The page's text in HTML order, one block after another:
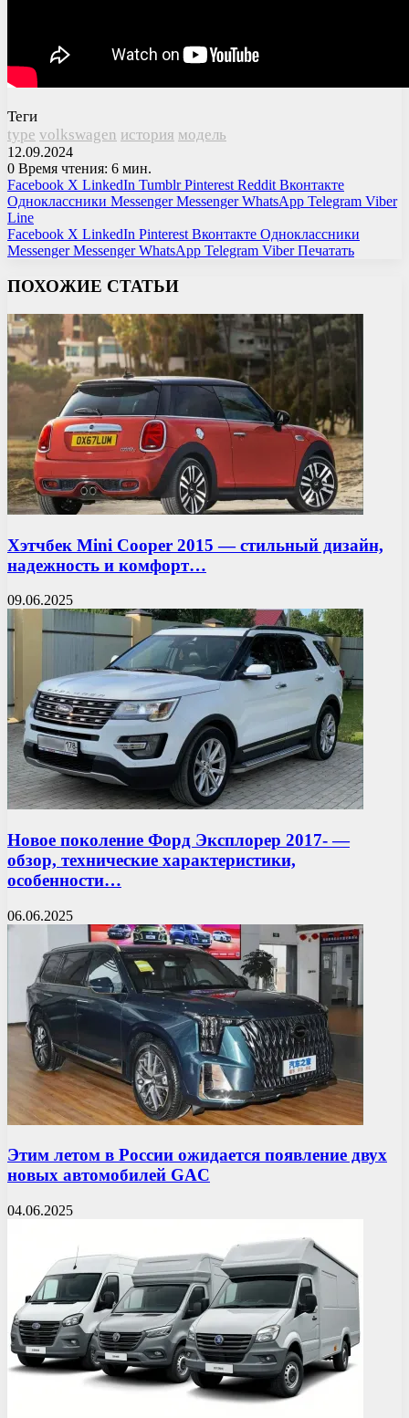
Теги
type volkswagen история модель
12.09.2024
0 Время чтения: 6 мин.
Facebook X LinkedIn Tumblr Pinterest Reddit Вконтакте
Одноклассники Messenger Messenger WhatsApp Telegram Viber
Line
Facebook X LinkedIn Pinterest Вконтакте Одноклассники
Messenger Messenger WhatsApp Telegram Viber Печатать
ПОХОЖИЕ СТАТЬИ
Хэтчбек Mini Cooper 2015 — стильный дизайн,
надежность и комфорт…
09.06.2025
Новое поколение Форд Эксплорер 2017- —
обзор, технические характеристики,
особенности…
06.06.2025
Этим летом в России ожидается появление двух
новых автомобилей GAC
04.06.2025